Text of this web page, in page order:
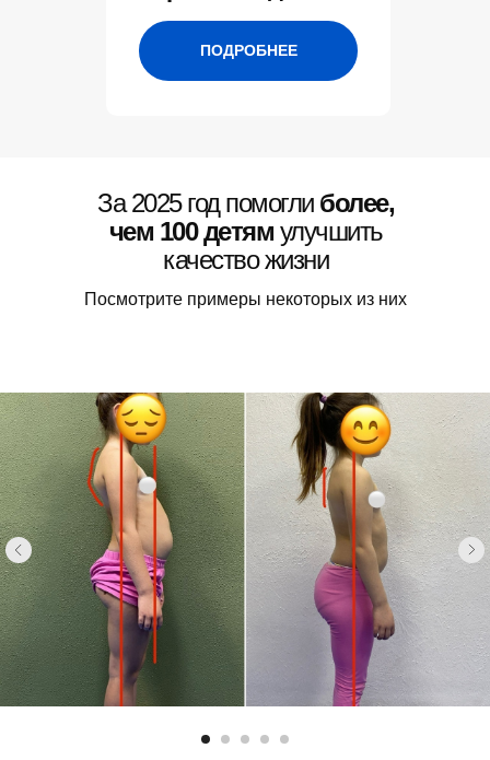
ПОДРОБНЕЕ
За 2025 год помогли более,
чем 100 детям улучшить
качество жизни
Посмотрите примеры некоторых из них
Меню Статьи
Главная
Сколиоз
Сутулость
Вальгус
Косолапие
Плоскостопие
Перекос таза
Х-образные ноги
Гиперлордоз
Крыловидные лопатки
Асимметрия плеч
Асимметрия лопаток
Гипермобильность
Отзывы
Политика конфиденциальности
Контакты
Хабибрахманов Рустам Раисович
8 (917) 777-62-03
Посмотреть на карте